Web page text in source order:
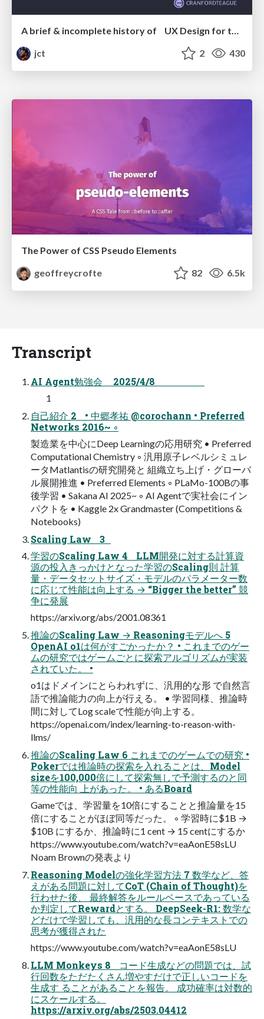
jct
2 430
The Power of CSS Pseudo Elements
geoffreycrofte
82 6.5k
Transcript
AI Agent勉強会 2025/4/8
1
自己紹介 2 • 中郷孝祐 @corochann • Preferred
Networks 2016~ ◦
製造業を中心にDeep Learningの応用研究 • Preferred
Computational Chemistry ◦ 汎用原子レベルシミュレ
ータMatlantisの研究開発と 組織立ち上げ・グローバ
ル展開推進 • Preferred Elements ◦ PLaMo-100Bの事
後学習 • Sakana AI 2025~ ◦ AI Agentで実社会にイン
パクトを • Kaggle 2x Grandmaster (Competitions &
Notebooks)
Scaling Law 3
学習のScaling Law 4 LLM開発に対する計算資
源の投入きっかけとなった学習のScaling則 計算
量・データセットサイズ・モデルのパラメーター数
に応じて性能は向上する → “Bigger the better” 競
争に発展
https://arxiv.org/abs/2001.08361
推論のScaling Law → Reasoningモデルへ 5
OpenAI o1は何がすごかったか？ • これまでのゲー
ムの研究ではゲームごとに探索アルゴリズムが実装
されていた。 •
o1はドメインにとらわれずに、汎用的な形 で自然言
語で推論能力の向上が行える。 • 学習同様、推論時
間に対してLog scaleで性能が向上する。
https://openai.com/index/learning-to-reason-with-
llms/
推論のScaling Law 6 これまでのゲームでの研究 •
Pokerでは推論時の探索を入れることは、Model
sizeを100,000倍にして探索無しで予測するのと同
等の性能向 上があった。 • あるBoard
Gameでは、学習量を10倍にすることと推論量を15
倍にすることがほぼ同等だった。 ◦ 学習時に$1B →
$10B にするか、推論時に1 cent → 15 centにするか
https://www.youtube.com/watch?v=eaAonE58sLU
Noam Brownの発表より
Reasoning Modelの強化学習方法 7 数学など、答
えがある問題に対してCoT (Chain of Thought)を
行わせた後、 最終解答をルールベースであっている
か判定してRewardとする。 DeepSeek-R1: 数学な
どだけで学習しても、汎用的な長コンテキストでの
思考が獲得された
https://www.youtube.com/watch?v=eaAonE58sLU
LLM Monkeys 8 コード生成などの問題では、試
行回数をただたくさん増やすだけで正しいコードを
生成す ることがあることを報告。 成功確率は対数的
にスケールする。
https://arxiv.org/abs/2503.04412